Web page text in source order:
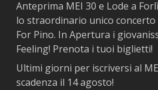
Anteprima MEI 30 e Lode a
lo straordinario unico concerto
For Pino. In Apertura i
Feeling! Prenota i tuoi biglietti!
Ultimi giorni per iscriversi al
scadenza il 14 agosto!